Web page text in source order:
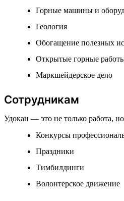
Горные машины и
Геология
Обогащение полезных
Открытые горные
Маркшейдерское дело
Сотрудникам
Удокан — это не только работа,
Конкурсы
Праздники
Тимбилдинги
Волонтерское движение